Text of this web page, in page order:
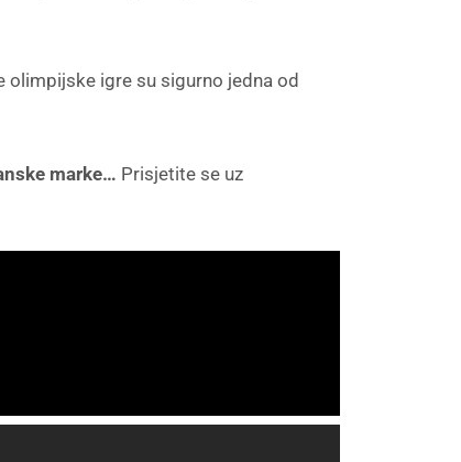
igre su sigurno jedna od
marke… Prisjetite se uz